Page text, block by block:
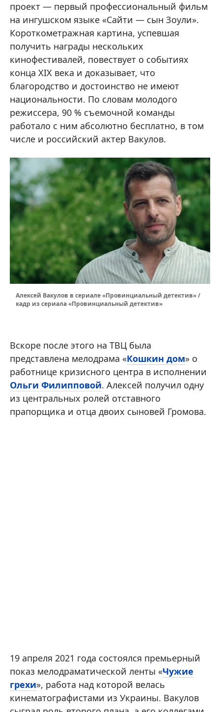
проект — первый профессиональный фильм
на ингушском языке «Сайти — сын Зоули».
Короткометражная картина, успевшая
получить награды нескольких
кинофестивалей, повествует о событиях
конца XIX века и доказывает, что
благородство и достоинство не имеют
национальности. По словам молодого
режиссера, 90 % съемочной команды
работало с ним абсолютно бесплатно, в том
числе и российский актер Вакулов.
Алексей Вакулов в сериaле «Провинциальный детектив» /
кадр из сериала «Провинциальный детектив»
Вскоре после этого на ТВЦ была
представлена мелодрама «Кошкин дом» о
работнице кризисного центра в исполнении
Ольги Филипповой. Алексей получил одну
из центральных ролей отставного
прапорщика и отца двоих сыновей Громова.
19 апреля 2021 года состоялся премьерный
показ мелодраматической ленты «Чужие
грехи», работа над которой велась
кинематографистами из Украины. Вакулов